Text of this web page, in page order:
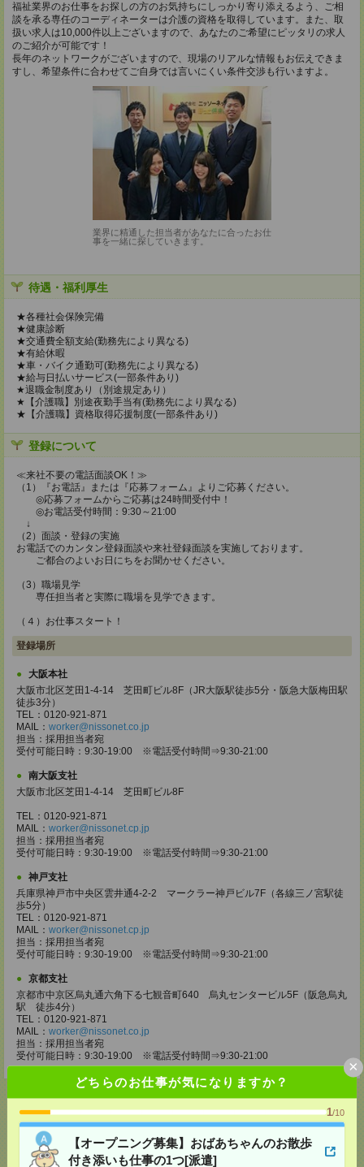
どちらのお仕事が気になりますか？
1/10
【オープニング募集】おばあちゃんのお散歩
付き添いも仕事の1つ[派遣]
×
福祉業界のお仕事をお探しの方のお気持ちにしっかり寄り添えるよう、ご相
談を承る専任のコーディネーターは介護の資格を取得しています。また、取
扱い求人は10,000件以上ございますので、あなたのご希望にピッタリの求人
のご紹介が可能です！
長年のネットワークがございますので、現場のリアルな情報もお伝えできま
すし、希望条件に合わせてご自身では言いにくい条件交渉も行いますよ。
業界に精通した担当者があなたに合ったお仕
事を一緒に探していきます。
待遇・福利厚生
★各種社会保険完備
★健康診断
★交通費全額支給(勤務先により異なる)
★有給休暇
★車・バイク通勤可(勤務先により異なる)
★給与日払いサービス(一部条件あり)
★退職金制度あり（別途規定あり）
★【介護職】別途夜勤手当有(勤務先により異なる)
★【介護職】資格取得応援制度(一部条件あり)
登録について
≪来社不要の電話面談OK！≫
（1）『お電話』または『応募フォーム』よりご応募ください。
◎応募フォームからご応募は24時間受付中！
◎お電話受付時間：9:30～21:00
↓
（2）面談・登録の実施
お電話でのカンタン登録面談や来社登録面談を実施しております。
ご都合のよいお日にちをお聞かせください。
（3）職場見学
専任担当者と実際に職場を見学できます。
（４）お仕事スタート！
登録場所
大阪本社
大阪市北区芝田1-4-14 芝田町ビル8F（JR大阪駅徒歩5分・阪急大阪梅田駅
徒歩3分）
TEL：0120-921-871
MAIL： worker@nissonet.co.jp
担当：採用担当者宛
受付可能日時：9:30-19:00 ※電話受付時間⇒9:30-21:00
南大阪支社
大阪市北区芝田1-4-14 芝田町ビル8F
TEL：0120-921-871
MAIL： worker@nissonet.cp.jp
担当：採用担当者宛
受付可能日時：9:30-19:00 ※電話受付時間⇒9:30-21:00
神戸支社
兵庫県神戸市中央区雲井通4-2-2 マークラー神戸ビル7F（各線三ノ宮駅徒
歩5分）
TEL：0120-921-871
MAIL： worker@nissonet.cp.jp
担当：採用担当者宛
受付可能日時：9:30-19:00 ※電話受付時間⇒9:30-21:00
京都支社
京都市中京区烏丸通六角下る七観音町640 烏丸センタービル5F（阪急烏丸
駅 徒歩4分）
TEL：0120-921-871
MAIL： worker@nissonet.co.jp
担当：採用担当者宛
受付可能日時：9:30-19:00 ※電話受付時間⇒9:30-21:00
応募ページへ